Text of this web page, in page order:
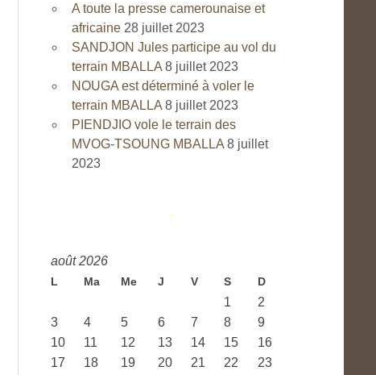
A toute la presse camerounaise et
africaine 28 juillet 2023
SANDJON Jules participe au vol du
terrain MBALLA 8 juillet 2023
NOUGA est déterminé à voler le
terrain MBALLA 8 juillet 2023
PIENDJIO vole le terrain des
MVOG-TSOUNG MBALLA 8 juillet
2023
août 2026
L Ma Me J V S D
1
2
3
4 5 6 7 8
9
10
11 12 13 14 15
16
17
18 19 20 21 22
23